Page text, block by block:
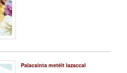
Palacsinta metélt lazaccal